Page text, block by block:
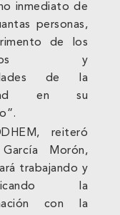
inmediato de
personas,
de los
y
de la
en su
reiteró
García Morón,
trabajando y
la
con la